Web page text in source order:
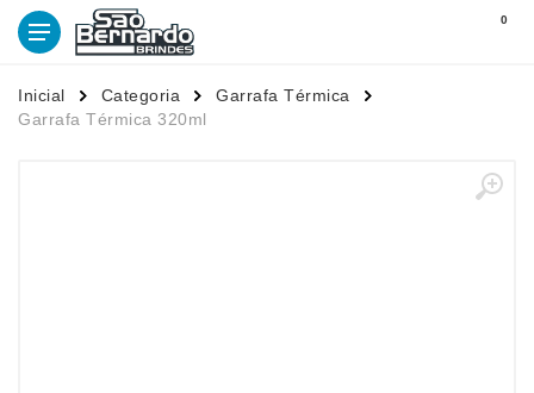
0
Inicial Categoria
Garrafa Térmica
Garrafa Térmica 320ml